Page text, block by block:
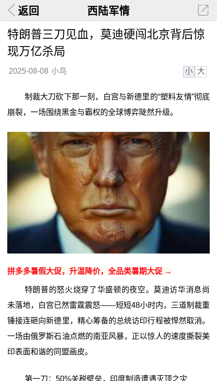
返回 西陆军情
特朗普三刀见血，莫迪硬闯北京背后惊
现万亿杀局
2025-08-08 小鸟 小 大
制裁大刀砍下那一刻，白宫与新德里的“塑料友情”彻底
崩裂，一场围绕黑金与霸权的全球博弈陡然升级。
拼多多暑假大促，升温降价，全品类暑期大促 →
特朗普的怒火烧穿了华盛顿的夜空。莫迪访华消息尚
未落地，白宫已然雷霆震怒——短短48小时内，三道制裁重
锤接连砸向新德里，精心筹备的总统访印行程被悍然取消。
一场由俄罗斯石油点燃的南亚风暴，正以惊人的速度撕裂美
印表面和谐的同盟画皮。
第一刀：50%关税壁垒，印度制造遭遇灭顶之灾